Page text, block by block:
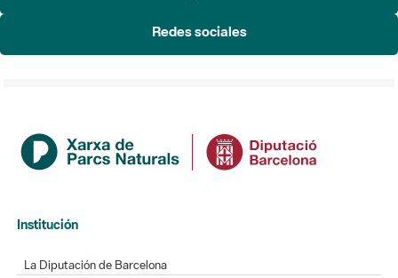
Redes sociales
Institución
La Diputación de Barcelona